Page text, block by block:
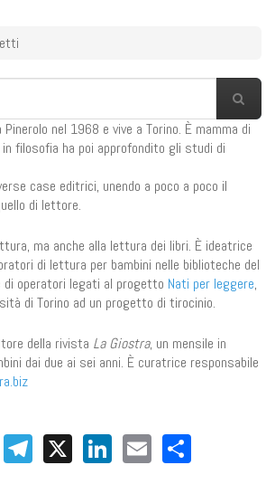
nel 1968 e vive a Torino. È mamma di
filosofia ha poi approfondito gli studi di
case editrici, unendo a poco a poco il
di lettore.
ma anche alla lettura dei libri. È ideatrice
di lettura per bambini nelle biblioteche del
di operatori legati al progetto Nati per leggere,
di Torino ad un progetto di tirocinio.
della rivista La Giostra, un mensile in
dai due ai sei anni. È curatrice responsabile
WhatsApp
Telegram
X LinkedIn
Email